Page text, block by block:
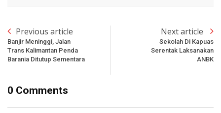
Previous article
Banjir Meninggi, Jalan
Trans Kalimantan Penda
Barania Ditutup Sementara
Next article
Sekolah Di Kapuas
Serentak Laksanakan
ANBK
0 Comments